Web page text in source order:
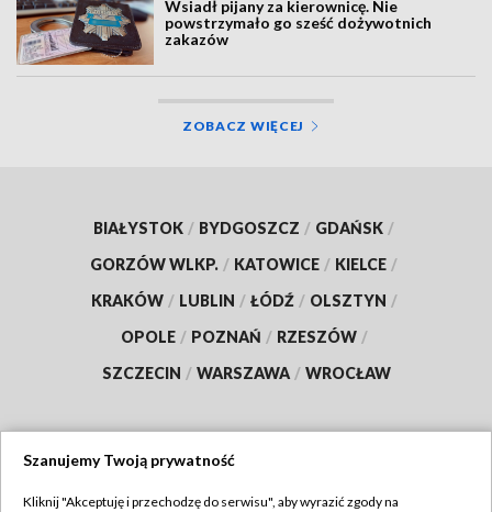
Wsiadł pijany za kierownicę. Nie
powstrzymało go sześć dożywotnich
zakazów
ZOBACZ WIĘCEJ
BIAŁYSTOK / BYDGOSZCZ / GDAŃSK /
GORZÓW WLKP. / KATOWICE / KIELCE /
KRAKÓW / LUBLIN / ŁÓDŹ / OLSZTYN /
OPOLE / POZNAŃ / RZESZÓW /
SZCZECIN / WARSZAWA / WROCŁAW
Szanujemy Twoją prywatność
Kliknij "Akceptuję i przechodzę do serwisu", aby wyrazić zgody na